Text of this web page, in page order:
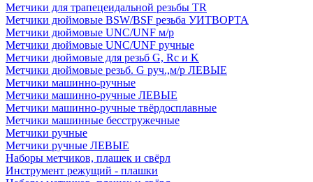
Метчики для трапецеидальной резьбы TR
Метчики дюймовые BSW/BSF резьба УИТВОРТА
Метчики дюймовые UNC/UNF м/р
Метчики дюймовые UNC/UNF ручные
Метчики дюймовые для резьб G, Rc и K
Метчики дюймовые резьб. G руч.,м/р ЛЕВЫЕ
Метчики машинно-ручные
Метчики машинно-ручные ЛЕВЫЕ
Метчики машинно-ручные твёрдосплавные
Метчики машинные бесстружечные
Метчики ручные
Метчики ручные ЛЕВЫЕ
Наборы метчиков, плашек и свёрл
Инструмент режущий - плашки